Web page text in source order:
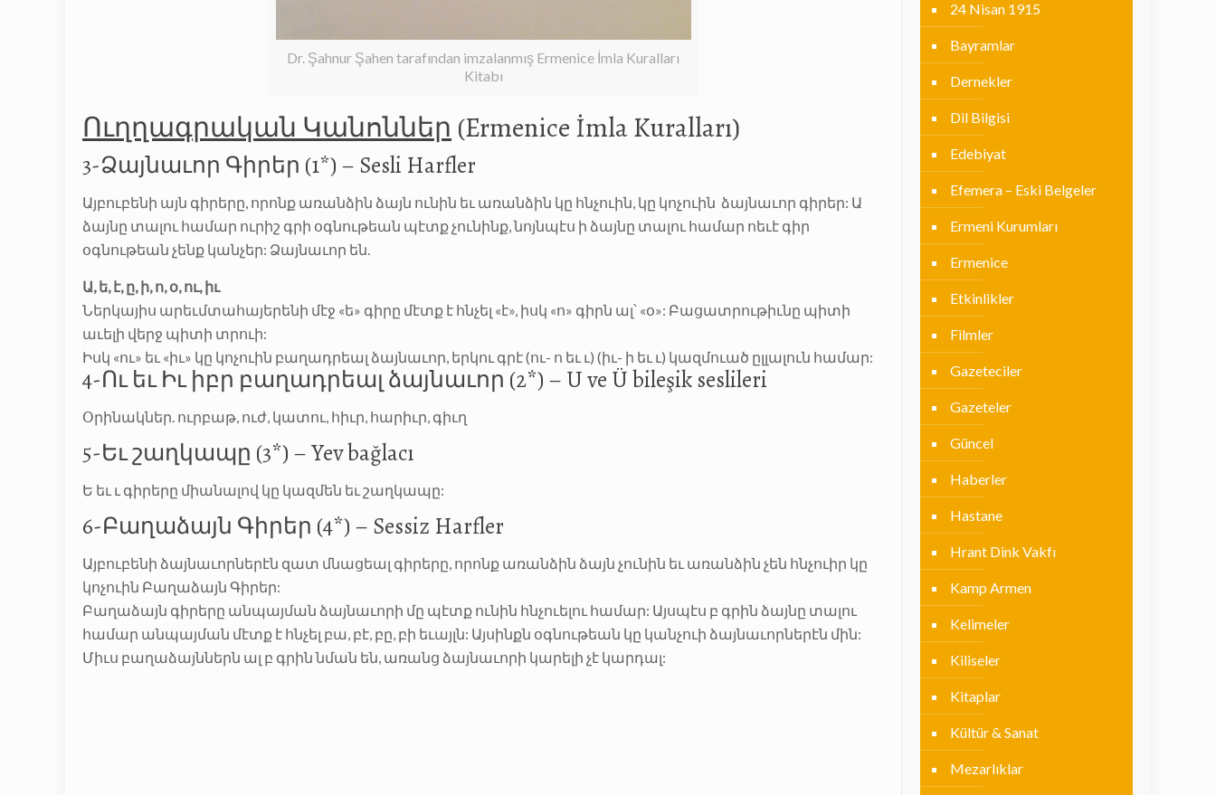
Dr. Şahnur Şahen tarafından imzalanmış Ermenice İmla Kuralları
Kitabı
Ուղղագրական Կանոններ (Ermenice İmla Kuralları)
3-Ձայնաւոր Գիրեր (1*) – Sesli Harfler
Այբուբենի այն գիրերը, որոնք առանձին ձայն ունին եւ առանձին կը հնչուին, կը կոչուին ձայնաւոր գիրեր: Ա
ձայնը տալու համար ուրիշ գրի օգնութեան պէտք չունինք, նոյնպէս ի ձայնը տալու համար ոեւէ գիր
օգնութեան չենք կանչեր: Ձայնաւոր են.
Ա, ե, է, ը, ի, ո, օ, ու, իւ
Ներկայիս արեւմտահայերենի մէջ «ե» գիրը մէտք է հնչել «է», իսկ «ո» գիրն ալ՝ «օ»: Բացատրութիւնը պիտի
աւելի վերջ պիտի տրուի:
Իսկ «ու» եւ «իւ» կը կոչուին բաղադրեալ ձայնաւոր, երկու գրէ (ու- ո եւ ւ) (իւ- ի եւ ւ) կազմուած ըլլալուն համար:
4-Ու եւ Իւ իբր բաղադրեալ ձայնաւոր (2*) – U ve Ü bileşik seslileri
Օրինակներ. ուրբաթ, ուժ, կատու, հիւր, հարիւր, գիւղ
5-Եւ շաղկապը (3*) – Yev bağlacı
Ե եւ ւ գիրերը միանալով կը կազմեն եւ շաղկապը:
6-Բաղաձայն Գիրեր (4*) – Sessiz Harfler
Այբուբենի ձայնաւորներէն զատ մնացեալ գիրերը, որոնք առանձին ձայն չունին եւ առանձին չեն հնչուիր կը
կոչուին Բաղաձայն Գիրեր:
Բաղաձայն գիրերը անպայման ձայնաւորի մը պէտք ունին հնչուելու համար: Այսպէս բ գրին ձայնը տալու
համար անպայման մէտք է հնչել բա, բէ, բը, բի եւայլն: Այսինքն օգնութեան կը կանչուի ձայնաւորներէն մին:
Միւս բաղաձայններն ալ բ գրին նման են, առանց ձայնաւորի կարելի չէ կարդալ:
24 Nisan 1915
Bayramlar
Dernekler
Dil Bilgisi
Edebiyat
Efemera – Eski Belgeler
Ermeni Kurumları
Ermenice
Etkinlikler
Filmler
Gazeteciler
Gazeteler
Güncel
Haberler
Hastane
Hrant Dink Vakfı
Kamp Armen
Kelimeler
Kiliseler
Kitaplar
Kültür & Sanat
Mezarlıklar